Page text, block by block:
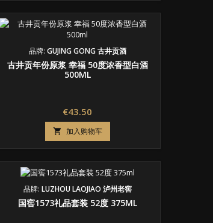
品牌: GUJING GONG 古井贡酒
古井贡年份原浆 幸福 50度浓香型白酒
500ML
价
格
€43.50
 加入购物车
品牌: LUZHOU LAOJIAO 泸州老窖
国窖1573礼品套装 52度 375ML